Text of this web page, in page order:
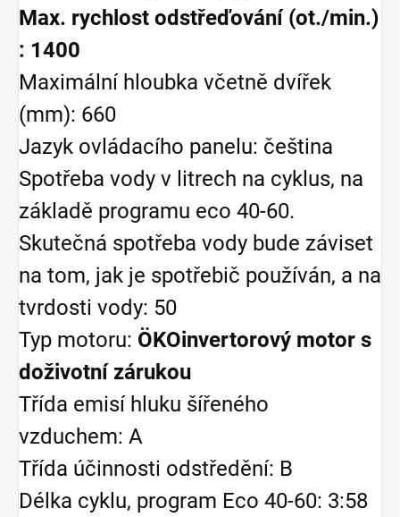
Max. rychlost odstřeďování (ot./min.)
: 1400
Maximální hloubka včetně dvířek
(mm): 660
Jazyk ovládacího panelu: čeština
Spotřeba vody v litrech na cyklus, na
základě programu eco 40-60.
Skutečná spotřeba vody bude záviset
na tom, jak je spotřebič používán, a na
tvrdosti vody: 50
Typ motoru: ÖKOinvertorový motor s
doživotní zárukou
Třída emisí hluku šířeného
vzduchem: A
Třída účinnosti odstředění: B
Délka cyklu, program Eco 40-60: 3:58